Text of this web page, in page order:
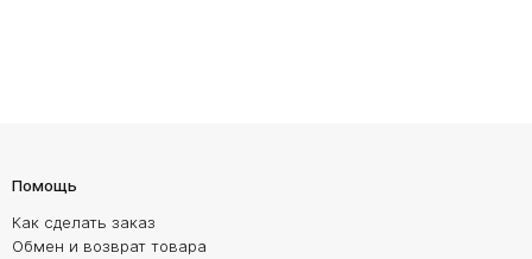
Помощь
Как сделать заказ
Обмен и возврат товара